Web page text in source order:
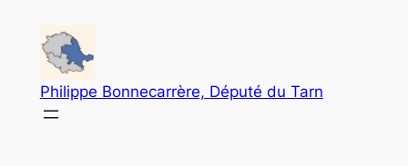
contenu
Philippe Bonnecarrère, Député du Tarn